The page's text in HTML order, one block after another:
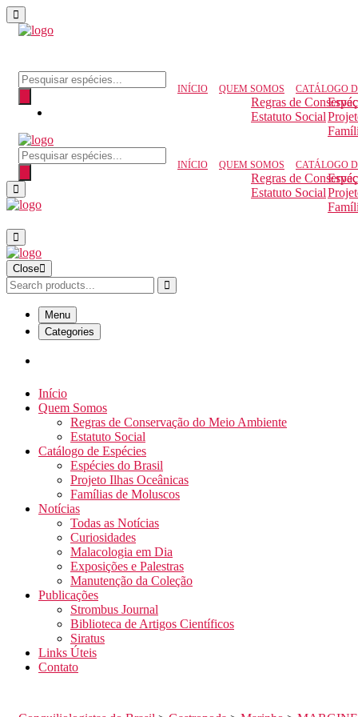
INÍCIO QUEM SOMOS
Regras de
Estatuto Social
CATÁLOGO
INÍCIO QUEM SOMOS
Regras de
Estatuto Social
CATÁLOGO
Close
Menu
Categories
Início
Quem Somos
Regras de Conservação do Meio Ambiente
Estatuto Social
Catálogo de Espécies
Espécies do Brasil
Projeto Ilhas Oceânicas
Famílias de Moluscos
Notícias
Todas as Notícias
Curiosidades
Malacologia em Dia
Exposições e Palestras
Manutenção da Coleção
Publicações
Strombus Journal
Biblioteca de Artigos Científicos
Siratus
Links Úteis
Contato